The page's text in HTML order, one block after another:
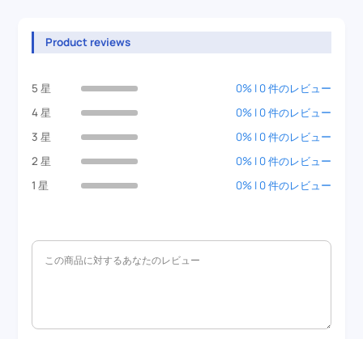
Product reviews
5 星
0% | 0 件のレビュー
4 星
0% | 0 件のレビュー
3 星
0% | 0 件のレビュー
2 星
0% | 0 件のレビュー
1 星
0% | 0 件のレビュー